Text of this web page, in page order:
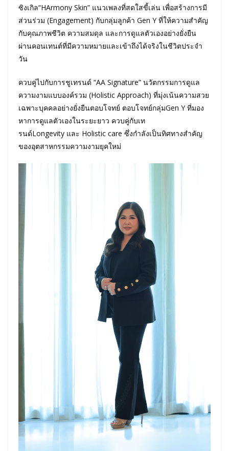
ซิงเกิล“HArmony Skin” แนวเพลงที่สดใสขี้เล่น เพื่อสร้างการมี
ส่วนร่วม (Engagement) กับกลุ่มลูกค้า Gen Y ที่ให้ความสำคัญ
กับคุณภาพชีวิต ความสมดุล และการดูแลตัวเองอย่างยั่งยืน
ผ่านคอนเทนต์ที่มีความหมายและเข้าถึงได้จริงในชีวิตประจำ
วัน
ควบคู่ไปกับการชูเทรนด์ “AA Signature” นวัตกรรมการดูแล
ความงามแบบองค์รวม (Holistic Approach) ที่มุ่งเน้นความสวย
เฉพาะบุคคลอย่างยั่งยืนตอบโจทย์ ตอบโจทย์กลุ่มGen Y ที่มอง
หาการดูแลตัวเองในระยะยาว ควบคู่กับเท
รนด์Longevity และ Holistic care ซึ่งกำลังเป็นทิศทางสำคัญ
ของอุตสาหกรรมความงามยุคใหม่